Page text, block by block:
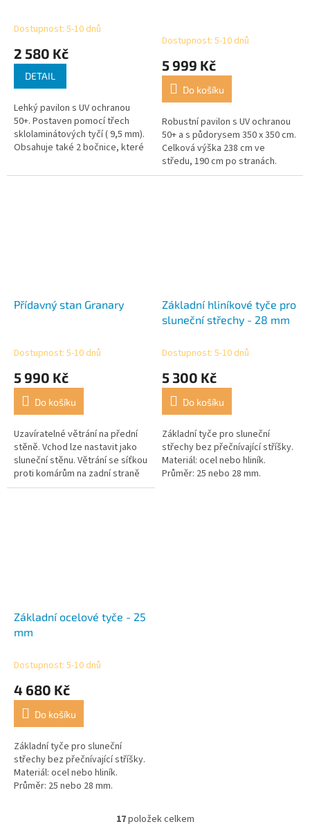
Průměrné
produktu
5
hvězdiček.
Dostupnost: 5-10 dnů
2 580 Kč
DETAIL
Lehký pavilon s UV ochranou
50+. Postaven pomocí třech
sklolaminátových tyčí ( 9,5 mm).
Obsahuje také 2 bočnice, které
k pavilonu. Bočnice jsou k...
Dostupnost: 5-10 dnů
5 999 Kč
Do košíku
Robustní pavilon s UV ochranou
50+ a s půdorysem 350 x 350 cm.
Celková výška 238 cm ve
středu, 190 cm po stranách.
Větrací otvory na střeše zajišťují
Přídavný stan Granary
Dostupnost: 5-10 dnů
5 990 Kč
Do košíku
Uzavíratelné větrání na přední
stěně. Vchod lze nastavit jako
sluneční stěnu. Větrání se síťkou
proti komárům na zadní straně
(zvenku uzavíratelné).
Základní hliníkové tyče pro
sluneční střechy - 28 mm
Dostupnost: 5-10 dnů
5 300 Kč
Do košíku
Základní tyče pro sluneční
střechy bez přečnívající stříšky.
Materiál: ocel nebo hliník.
Průměr: 25 nebo 28 mm.
Základní ocelové tyče - 25
mm
Dostupnost: 5-10 dnů
4 680 Kč
Do košíku
Základní tyče pro sluneční
střechy bez přečnívající stříšky.
Materiál: ocel nebo hliník.
Průměr: 25 nebo 28 mm.
přídavných střešních hákových
O
17položek celkem